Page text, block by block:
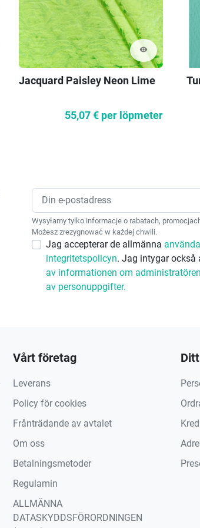
visibility
Jacquard Paisley Neon Lime
55,07 € per löpmeter
Wysyłamy tylko informacje o rabatach,
Możesz zrezygnować w każdej chwili.
Jag accepterar de allmänna
integritetspolicyn. Jag intygar också
av informationen om
av personuppgifter.
Vårt företag
Leverans
Policy för cookies
Frånträdande av avtalet
Om oss
Betalningsmetoder
Regulamin
ALLMÄNNA
DATASKYDDSFÖRORDNINGEN